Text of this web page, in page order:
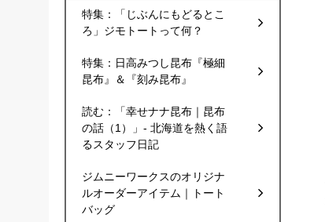
特集：「じぶんにもどるとこ
ろ」ジモトートって何？
特集：日高みつし昆布『極細
昆布』＆『刻み昆布』
読む：「幸せナナ昆布｜昆布
の話（1）」- 北海道を熱く語
るスタッフ日記
ジムニーワークスのオリジナ
ルオーダーアイテム｜トート
バッグ